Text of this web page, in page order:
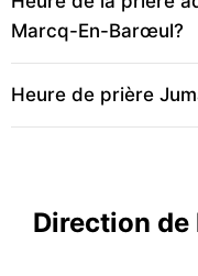
Marcq-En-Barœul?
Heure de prière
Direction de